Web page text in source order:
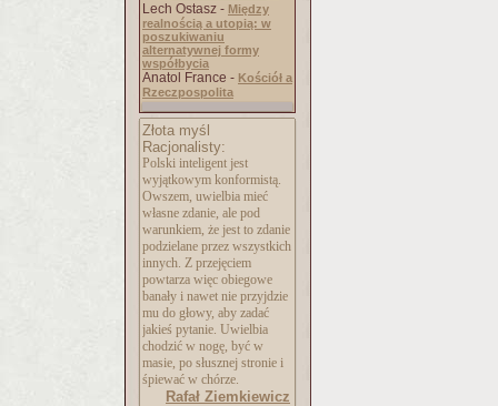
Lech Ostasz - Między
realnością a utopią: w
poszukiwaniu
alternatywnej formy
współbycia
Anatol France - Kościół a
Rzeczpospolita
Złota myśl
Racjonalisty:
Polski inteligent jest
wyjątkowym konformistą.
Owszem, uwielbia mieć
własne zdanie, ale pod
warunkiem, że jest to zdanie
podzielane przez wszystkich
innych. Z przejęciem
powtarza więc obiegowe
banały i nawet nie przyjdzie
mu do głowy, aby zadać
jakieś pytanie. Uwielbia
chodzić w nogę, być w
masie, po słusznej stronie i
śpiewać w chórze.
Rafał Ziemkiewicz